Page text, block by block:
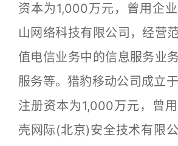
资本为1,000万元，曾用企
山网络科技有限公司，经营
值电信业务中的信息服务业
服务等。猎豹移动公司成立
注册资本为1,000万元，曾
壳网际(北京)安全技术有限